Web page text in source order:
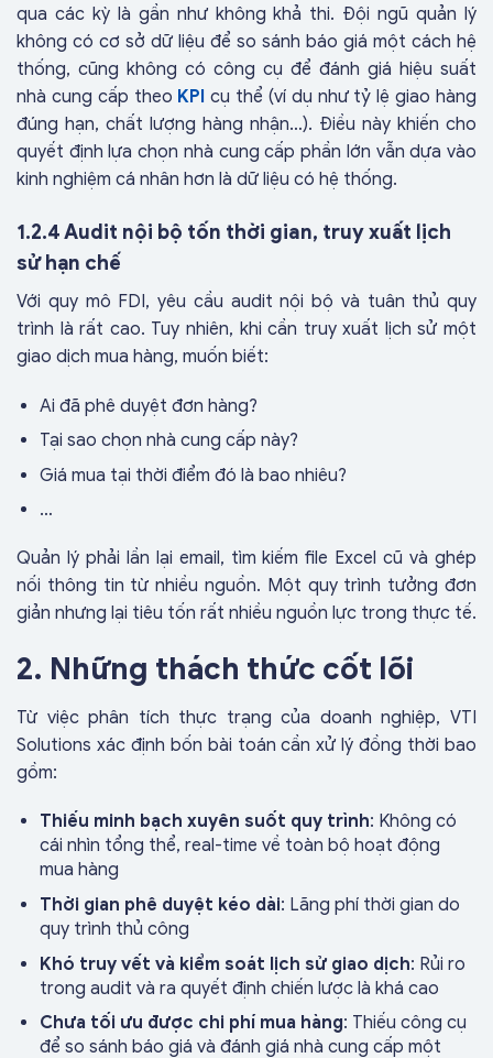
qua các kỳ là gần như không khả thi. Đội ngũ quản lý
không có cơ sở dữ liệu để so sánh báo giá một cách hệ
thống, cũng không có công cụ để đánh giá hiệu suất
nhà cung cấp theo KPI cụ thể (ví dụ như tỷ lệ giao hàng
đúng hạn, chất lượng hàng nhận…). Điều này khiến cho
quyết định lựa chọn nhà cung cấp phần lớn vẫn dựa vào
kinh nghiệm cá nhân hơn là dữ liệu có hệ thống.
1.2.4 Audit nội bộ tốn thời gian, truy xuất lịch
sử hạn chế
Với quy mô FDI, yêu cầu audit nội bộ và tuân thủ quy
trình là rất cao. Tuy nhiên, khi cần truy xuất lịch sử một
giao dịch mua hàng, muốn biết:
Ai đã phê duyệt đơn hàng?
Tại sao chọn nhà cung cấp này?
Giá mua tại thời điểm đó là bao nhiêu?
…
Quản lý phải lần lại email, tìm kiếm file Excel cũ và ghép
nối thông tin từ nhiều nguồn. Một quy trình tưởng đơn
giản nhưng lại tiêu tốn rất nhiều nguồn lực trong thực tế.
2. Những thách thức cốt lõi
Từ việc phân tích thực trạng của doanh nghiệp, VTI
Solutions xác định bốn bài toán cần xử lý đồng thời bao
gồm:
Thiếu minh bạch xuyên suốt quy trình: Không có
cái nhìn tổng thể, real-time về toàn bộ hoạt động
mua hàng
Thời gian phê duyệt kéo dài: Lãng phí thời gian do
quy trình thủ công
Khó truy vết và kiểm soát lịch sử giao dịch: Rủi ro
trong audit và ra quyết định chiến lược là khá cao
Chưa tối ưu được chi phí mua hàng: Thiếu công cụ
để so sánh báo giá và đánh giá nhà cung cấp một